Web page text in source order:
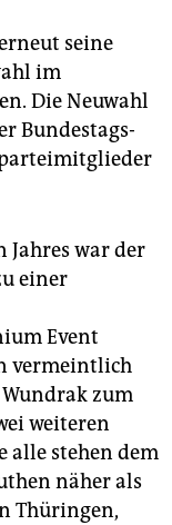
seine
im
Die Neuwahl
Bun­des­tags­
Jahres war der
einer
Event
vermeintlich
zum
weiteren
alle stehen dem
näher als
Thüringen,